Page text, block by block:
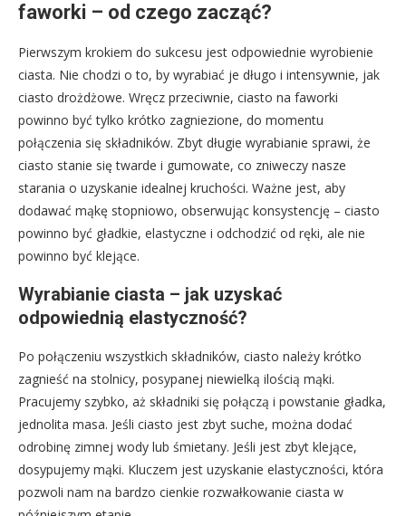
faworki – od czego zacząć?
Pierwszym krokiem do sukcesu jest odpowiednie wyrobienie
ciasta. Nie chodzi o to, by wyrabiać je długo i intensywnie, jak
ciasto drożdżowe. Wręcz przeciwnie, ciasto na faworki
powinno być tylko krótko zagniezione, do momentu
połączenia się składników. Zbyt długie wyrabianie sprawi, że
ciasto stanie się twarde i gumowate, co zniweczy nasze
starania o uzyskanie idealnej kruchości. Ważne jest, aby
dodawać mąkę stopniowo, obserwując konsystencję – ciasto
powinno być gładkie, elastyczne i odchodzić od ręki, ale nie
powinno być klejące.
Wyrabianie ciasta – jak uzyskać
odpowiednią elastyczność?
Po połączeniu wszystkich składników, ciasto należy krótko
zagnieść na stolnicy, posypanej niewielką ilością mąki.
Pracujemy szybko, aż składniki się połączą i powstanie gładka,
jednolita masa. Jeśli ciasto jest zbyt suche, można dodać
odrobinę zimnej wody lub śmietany. Jeśli jest zbyt klejące,
dosypujemy mąki. Kluczem jest uzyskanie elastyczności, która
pozwoli nam na bardzo cienkie rozwałkowanie ciasta w